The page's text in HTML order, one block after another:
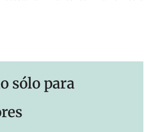
sólo para